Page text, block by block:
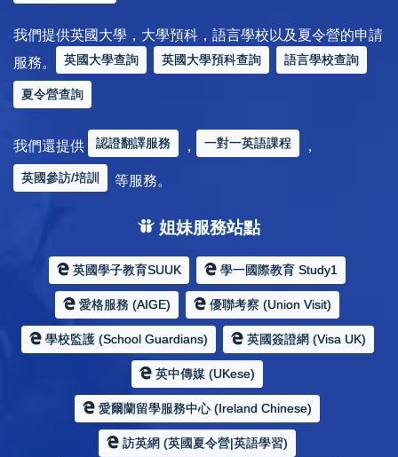
我們提供英國大學，大學預科，語言學校以及夏令營的申請
服務。
英國大學查詢 英國大學預科查詢 語言學校查詢
夏令營查詢
我們還提供 認證翻譯服務 一對一英語課程
英國參訪/培訓 等服務。
姐妹服務站點
英國學子教育SUUK 學一國際教育 Study1
愛格服務 (AIGE) 優聯考察 (Union Visit)
學校監護 (School Guardians) 英國簽證網 (Visa UK)
英中傳媒 (UKese)
愛爾蘭留學服務中心 (Ireland Chinese)
訪英網 (英國夏令營|英語學習)